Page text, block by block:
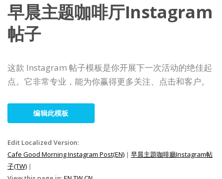
早晨主题咖啡厅Instagram
帖子
这款 Instagram 帖子模板是你开展下一次活动的绝佳起
点。它非常专业，能为你赢得更多关注、点击和客户。
编辑此模板
Edit Localized Version:
Cafe Good Morning Instagram Post(EN) | 早晨主題咖啡廳Instagram帖
子(TW) |